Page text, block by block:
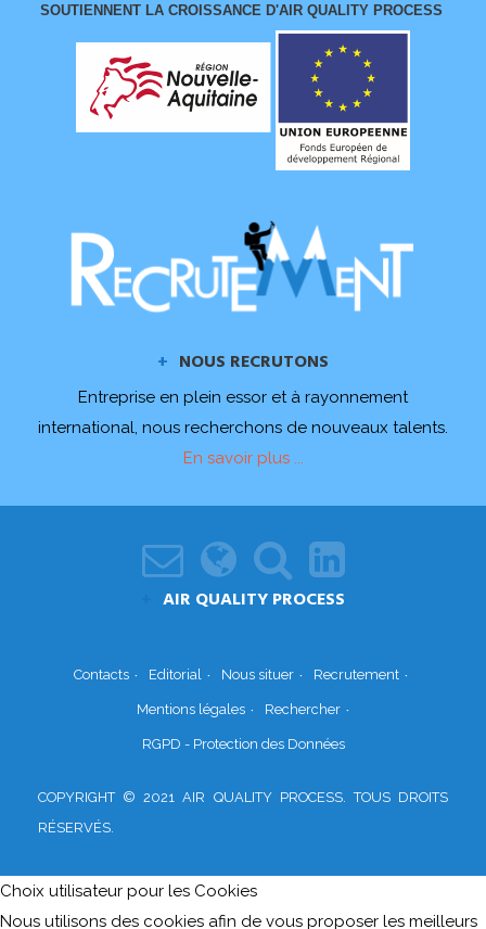
SOUTIENNENT LA CROISSANCE D'AIR QUALITY PROCESS
NOUS RECRUTONS
Entreprise en plein essor et à rayonnement
international, nous recherchons de nouveaux talents.
En savoir plus ...
AIR QUALITY PROCESS
Contacts Editorial Nous situer Recrutement
Mentions légales Rechercher
RGPD - Protection des Données
COPYRIGHT © 2021 AIR QUALITY PROCESS. TOUS DROITS
RÉSERVÉS.
Choix utilisateur pour les Cookies
Nous utilisons des cookies afin de vous proposer les meilleurs